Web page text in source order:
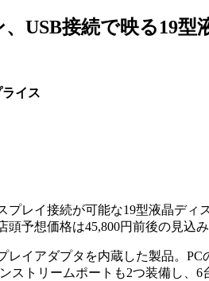
、USB接続で映る19型
イス
プレイ接続が可能な19型液晶ディ
予想価格は45,800円前後の見込み
イアダプタを内蔵した製品。PC
ストリームポートも2つ装備し、6